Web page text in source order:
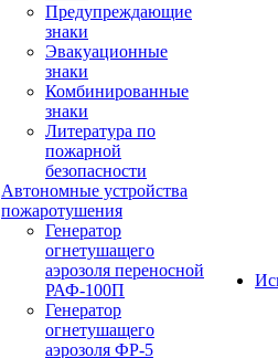
Предупреждающие
знаки
Эвакуационные
знаки
Комбинированные
знаки
Литература по
пожарной
безопасности
Автономные устройства
пожаротушения
Генератор
огнетушащего
аэрозоля переносной
РАФ-100П
Генератор
огнетушащего
аэрозоля ФР-5